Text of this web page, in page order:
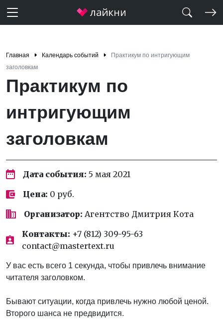
Главная Календарь событий
Практикум по интригующим
заголовкам
Практикум по
интригующим
заголовкам
Дата события: 5 мая 2021
Цена: 0 руб.
Организатор: Агентство Дмитрия Кота
Контакты: +7 (812) 309-95-63
contact@mastertext.ru
У вас есть всего 1 секунда, чтобы привлечь внимание
читателя заголовком.
Бывают ситуации, когда привлечь нужно любой ценой.
Второго шанса не предвидится.